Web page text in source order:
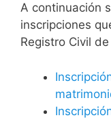
A continuación
inscripciones
Registro Civil